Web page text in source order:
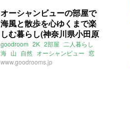
オーシャンビューの部屋で
海風と散歩を心ゆくまで楽
しむ暮らし(神奈川県小田原
市47㎡の賃貸物件)
goodroom 2K 2部屋 二人暮らし
海 山 自然 オーシャンビュー 窓
角部屋 神奈川 小田原
www.goodrooms.jp